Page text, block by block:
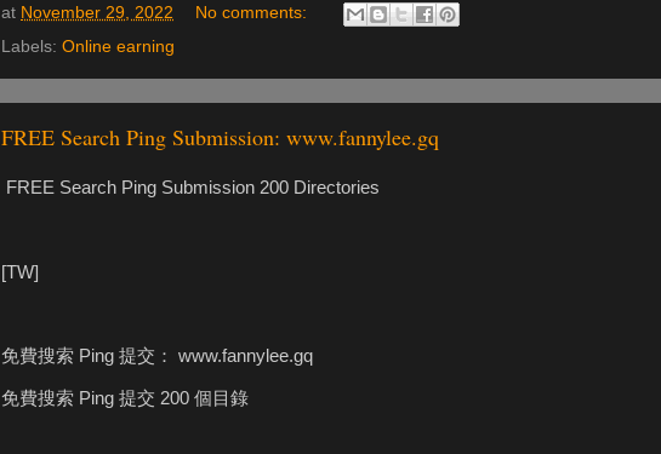
at November 29, 2022
No comments:
Labels: Online earning
FREE Search Ping Submission: www.fannylee.gq
FREE Search Ping Submission 200 Directories
[TW]
免費搜索 Ping 提交： www.fannylee.gq
免費搜索 Ping 提交 200 個目錄